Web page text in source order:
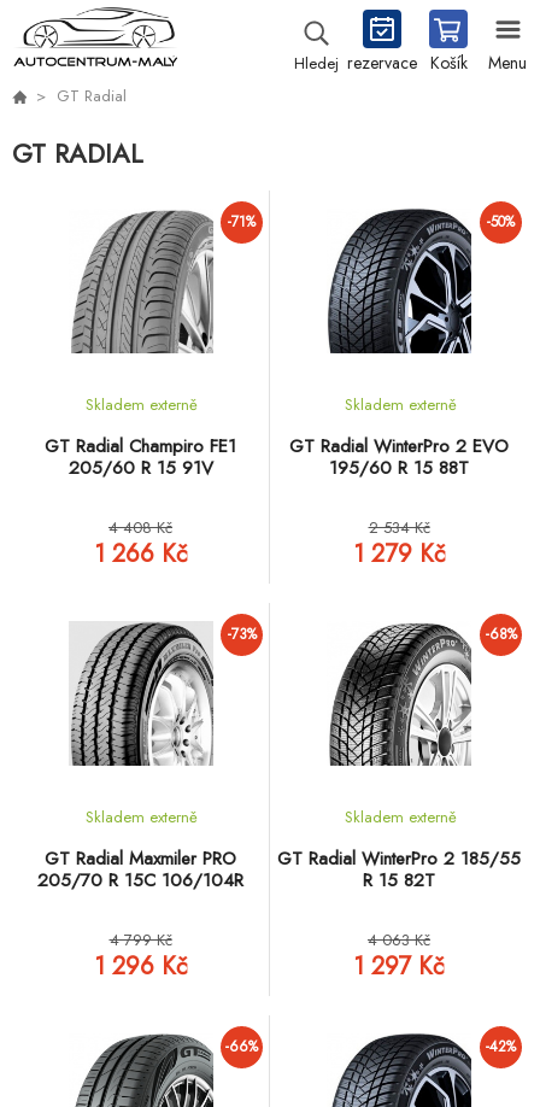
Hledej rezervace Košík Menu
GT Radial
GT RADIAL
-71%
GT Radial Champiro FE1
205/60 R 15 91V
Skladem externě
4 408 Kč
1 266 Kč
-50%
GT Radial WinterPro 2 EVO
195/60 R 15 88T
Skladem externě
2 534 Kč
1 279 Kč
-73%
GT Radial Maxmiler PRO
205/70 R 15C 106/104R
Skladem externě
4 799 Kč
1 296 Kč
-68%
GT Radial WinterPro 2 185/55
R 15 82T
Skladem externě
4 063 Kč
1 297 Kč
-66% -42%